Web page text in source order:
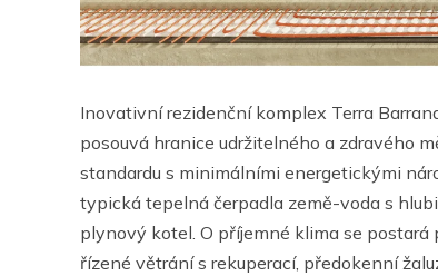
Inovativní rezidenční komplex Terra
posouvá hranice udržitelného a zdravého
standardu s minimálními energetickými
typická tepelná čerpadla země-voda s
plynový kotel. O příjemné klima se
řízené větrání s rekuperací, předokenní